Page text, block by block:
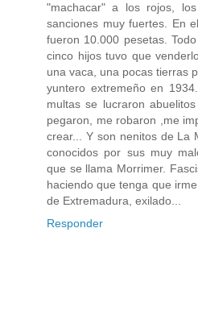
"machacar" a los rojos,
sanciones muy fuertes. En
fueron 10.000 pesetas.
cinco hijos tuvo que
una vaca, una pocas tierras
yuntero extremeño en
multas se lucraron
pegaron, me robaron ,me
crear... Y son nenitos de La
conocidos por sus muy
que se llama Morrimer.
haciendo que tenga que
de Extremadura, exilado...
Responder